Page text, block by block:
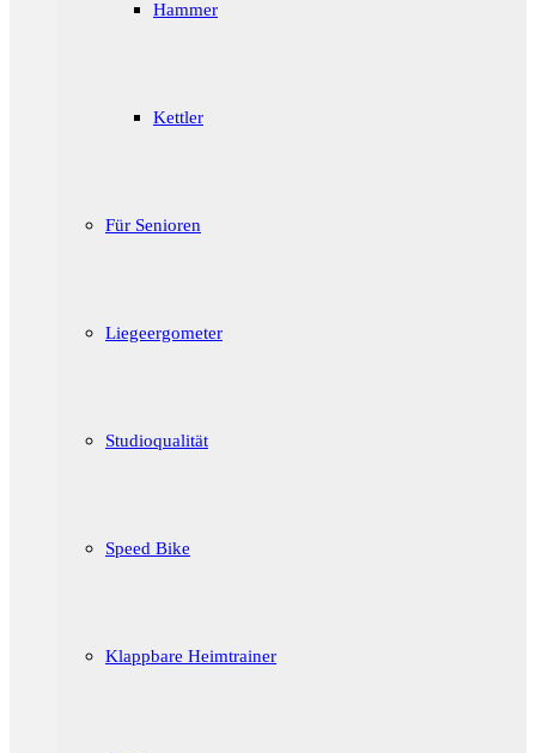
Hammer
Kettler
Für Senioren
Liegeergometer
Studioqualität
Speed Bike
Klappbare Heimtrainer